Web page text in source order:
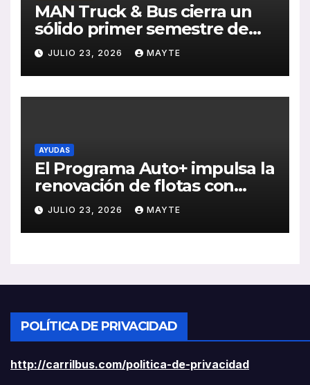
MAN Truck & Bus cierra un
sólido primer semestre de
2026 con crecimiento en
ventas, pedidos y
rentabilidad
JULIO 23, 2026 MAYTE
AYUDAS
El Programa Auto+ impulsa la
renovación de flotas con
ayudas a vehículos eléctricos
ligeros
JULIO 23, 2026 MAYTE
POLÍTICA DE PRIVACIDAD
http://carrilbus.com/politica-de-privacidad